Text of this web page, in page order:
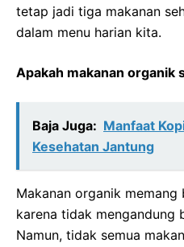
tetap jadi tiga makanan
dalam menu harian kita.
Apakah makanan organik
Baja Juga: Manfaat
Kesehatan Jantung
Makanan organik memang
karena tidak mengandung
Namun, tidak semua